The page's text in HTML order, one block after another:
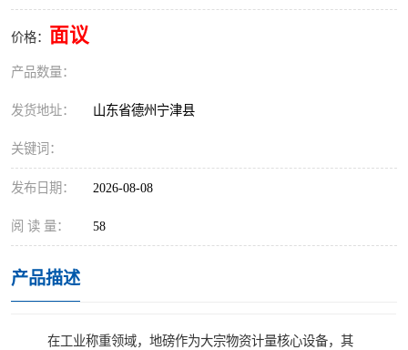
价格： 面议
产品数量：
发货地址： 山东省德州宁津县
关键词：
发布日期： 2026-08-08
阅 读 量： 58
产品描述
在工业称重领域，地磅作为大宗物资计量核心设备，其